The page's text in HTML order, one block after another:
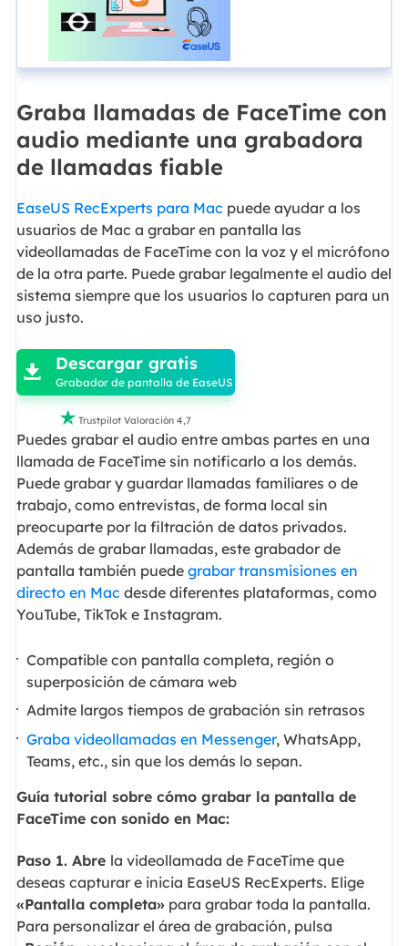
Graba llamadas de FaceTime con
audio mediante una grabadora
de llamadas fiable
EaseUS RecExperts para Mac puede ayudar a los
usuarios de Mac a grabar en pantalla las
videollamadas de FaceTime con la voz y el micrófono
de la otra parte. Puede grabar legalmente el audio del
sistema siempre que los usuarios lo capturen para un
uso justo.

 Descargar gratis
Grabador de pantalla de EaseUS
 Trustpilot Valoración 4,7
Puedes grabar el audio entre ambas partes en una
llamada de FaceTime sin notificarlo a los demás.
Puede grabar y guardar llamadas familiares o de
trabajo, como entrevistas, de forma local sin
preocuparte por la filtración de datos privados.
Además de grabar llamadas, este grabador de
pantalla también puede grabar transmisiones en
directo en Mac desde diferentes plataformas, como
YouTube, TikTok e Instagram.
Compatible con pantalla completa, región o
superposición de cámara web
Admite largos tiempos de grabación sin retrasos
Graba videollamadas en Messenger, WhatsApp,
Teams, etc., sin que los demás lo sepan.
Guía tutorial sobre cómo grabar la pantalla de
FaceTime con sonido en Mac:
Paso 1. Abre la videollamada de FaceTime que
deseas capturar e inicia EaseUS RecExperts. Elige
«Pantalla completa»para grabar toda la pantalla.
Para personalizar el área de grabación, pulsa